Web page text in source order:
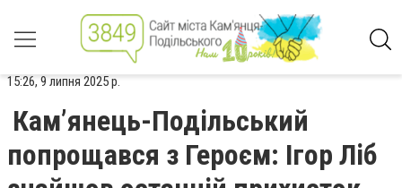
15:26, 9 липня 2025 р.
Кам’янець-Подільський
попрощався з Героєм: Ігор Ліб